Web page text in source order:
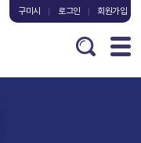
구미시 로그인 회원가입